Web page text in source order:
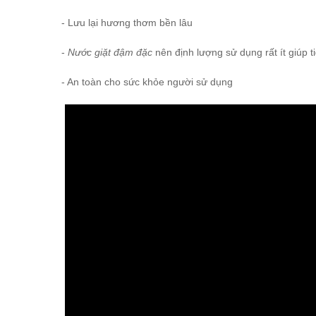
- Lưu lại hương thơm bền lâu
- Nước giặt đậm đặc nên định lượng sử dụng rất ít giúp
- An toàn cho sức khỏe người sử dụng